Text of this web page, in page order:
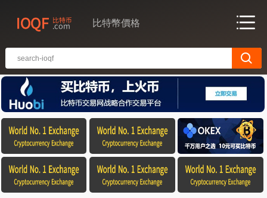
比特幣價格